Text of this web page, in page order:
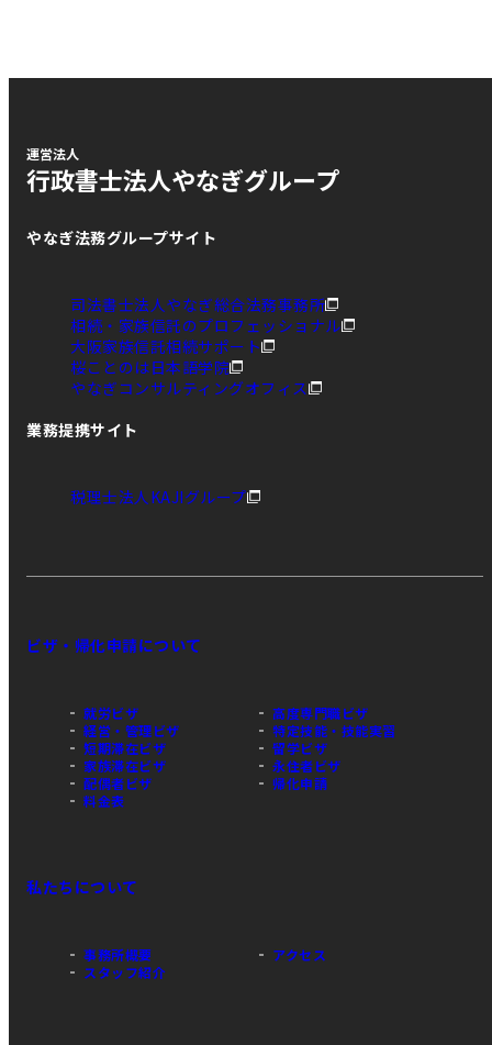
運営法人
行政書士法人やなぎグループ
やなぎ法務グループサイト
司法書士法人やなぎ総合法務事務所
相続・家族信託のプロフェッショナル
大阪家族信託相続サポート
桜ことのは日本語学院
やなぎコンサルティングオフィス
業務提携サイト
税理士法人KAJIグループ
ビザ・帰化申請について
就労ビザ
高度専門職ビザ
経営・管理ビザ
特定技能・技能実習
短期滞在ビザ
留学ビザ
家族滞在ビザ
永住者ビザ
配偶者ビザ
帰化申請
料金表
私たちについて
事務所概要
アクセス
スタッフ紹介